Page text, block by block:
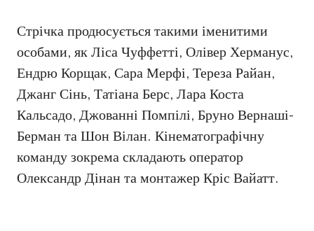
Стрічка продюсується такими іменитими
особами, як Ліса Чуффетті, Олівер Херманус,
Ендрю Корщак, Сара Мерфі, Тереза Райан,
Джанг Сінь, Татіана Берс, Лара Коста
Кальсадо, Джованні Помпілі, Бруно Вернаші-
Берман та Шон Вілан. Кінематографічну
команду зокрема складають оператор
Олександр Дінан та монтажер Кріс Вайатт.